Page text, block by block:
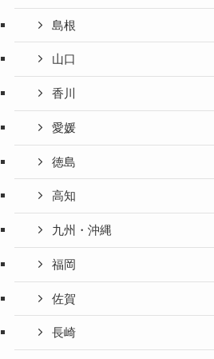
島根
山口
香川
愛媛
徳島
高知
九州・沖縄
福岡
佐賀
長崎